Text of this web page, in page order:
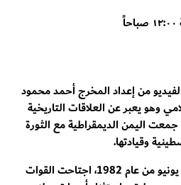
من إعداد المخرج أحمد محمود
وهو يعبر عن العلاقات التاريخية
اليمن الديمقراطية مع الثورة
وقيادتها.
ففي يونيو من عام 1982، اجتاحت القوات